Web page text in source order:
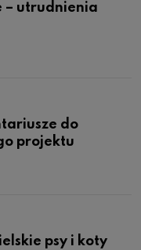
– utrudnienia
do
projektu
psy i koty